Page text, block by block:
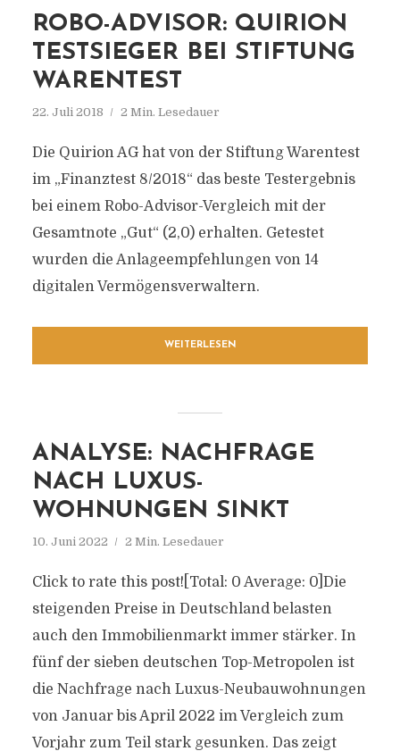
ROBO-ADVISOR: QUIRION
TESTSIEGER BEI STIFTUNG
WARENTEST
22. Juli 2018 2 Min. Lesedauer
Die Quirion AG hat von der Stiftung Warentest
im „Finanztest 8/2018“ das beste Testergebnis
bei einem Robo-Advisor-Vergleich mit der
Gesamtnote „Gut“ (2,0) erhalten. Getestet
wurden die Anlageempfehlungen von 14
digitalen Vermögensverwaltern.
WEITERLESEN
ANALYSE: NACHFRAGE
NACH LUXUS-
WOHNUNGEN SINKT
10. Juni 2022 2 Min. Lesedauer
Click to rate this post![Total: 0 Average: 0]Die
steigenden Preise in Deutschland belasten
auch den Immobilienmarkt immer stärker. In
fünf der sieben deutschen Top-Metropolen ist
die Nachfrage nach Luxus-Neubauwohnungen
von Januar bis April 2022 im Vergleich zum
Vorjahr zum Teil stark gesunken. Das zeigt